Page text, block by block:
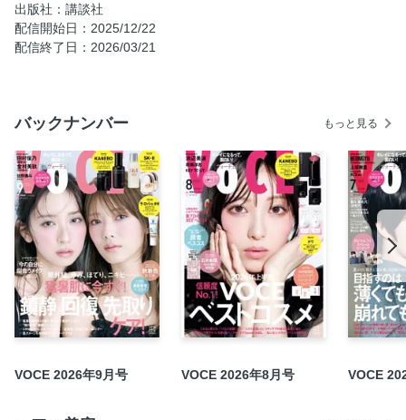
COVERBEAUTY 白石麻衣 いつまでも私たちの憧れの的！
愛され続ける理由
人気ヘアメイク林由香里、𠮷﨑沙世子、小澤桜共演 浜辺美
波、春メイクことはじめ
目ウロコジャーナル
美プロのハマりごと vol.44
スナック植松へようこそ!第60回
今年も歴史に残る名作が誕生する予感! 2026SS ブライトニ
ング&UV 速報
冬こそ雪肌精を使うべき理由教えます
キレイのウワサ、全部盛り! 2026年バズるメイク& ブレイク
コスメ全力予想
イパレで「冬と春」の2つの顔
したいのは「微アーチ眉」
出版社：講談社
配信開始日：2025/12/22
配信終了日：2026/03/21
バックナンバー もっと見る
VOCE 2026年9月号 VOCE 2026年8月号 VOCE